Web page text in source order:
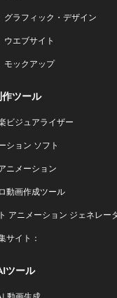
グラフィック・デザイン
ウエブサイト
モックアップ
ツール
ビジュアライザー
ション ソフト
ニメーション
動画作成ツール
アニメーション ジェネレー
サイト：
ツール